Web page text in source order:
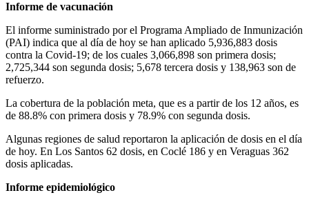
Informe de vacunación
El informe suministrado por el Programa Ampliado de Inmunización
(PAI) indica que al día de hoy se han aplicado 5,936,883 dosis
contra la Covid-19; de los cuales 3,066,898 son primera dosis;
2,725,344 son segunda dosis; 5,678 tercera dosis y 138,963 son de
refuerzo.
La cobertura de la población meta, que es a partir de los 12 años, es
de 88.8% con primera dosis y 78.9% con segunda dosis.
Algunas regiones de salud reportaron la aplicación de dosis en el día
de hoy. En Los Santos 62 dosis, en Coclé 186 y en Veraguas 362
dosis aplicadas.
Informe epidemiológico